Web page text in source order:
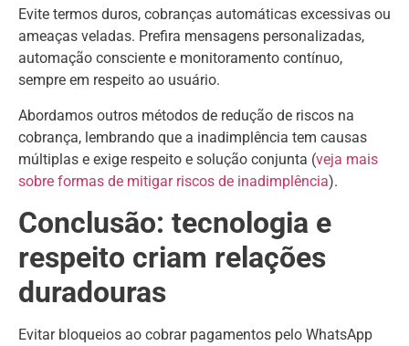
Evite termos duros, cobranças automáticas excessivas ou
ameaças veladas. Prefira mensagens personalizadas,
automação consciente e monitoramento contínuo,
sempre em respeito ao usuário.
Abordamos outros métodos de redução de riscos na
cobrança, lembrando que a inadimplência tem causas
múltiplas e exige respeito e solução conjunta (veja mais
sobre formas de mitigar riscos de inadimplência).
Conclusão: tecnologia e
respeito criam relações
duradouras
Evitar bloqueios ao cobrar pagamentos pelo WhatsApp